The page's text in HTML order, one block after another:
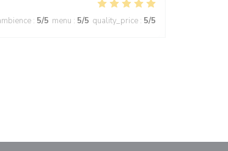
: 5/5 menu : 5/5 quality_price : 5/5